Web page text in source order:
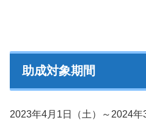
助成対象期間
2023年4月1日（土）～2024年